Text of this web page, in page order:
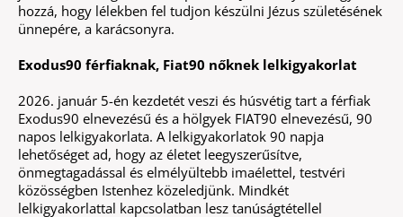
hozzá, hogy lélekben fel tudjon készülni Jézus születésének
ünnepére, a karácsonyra.
Exodus90 férfiaknak, Fiat90 nőknek lelkigyakorlat
2026. január 5-én kezdetét veszi és húsvétig tart a férfiak
Exodus90 elnevezésű és a hölgyek FIAT90 elnevezésű, 90
napos lelkigyakorlata. A lelkigyakorlatok 90 napja
lehetőséget ad, hogy az életet leegyszerűsítve,
önmegtagadással és elmélyültebb imaélettel, testvéri
közösségben Istenhez közeledjünk. Mindkét
lelkigyakorlattal kapcsolatban lesz tanúságtétellel